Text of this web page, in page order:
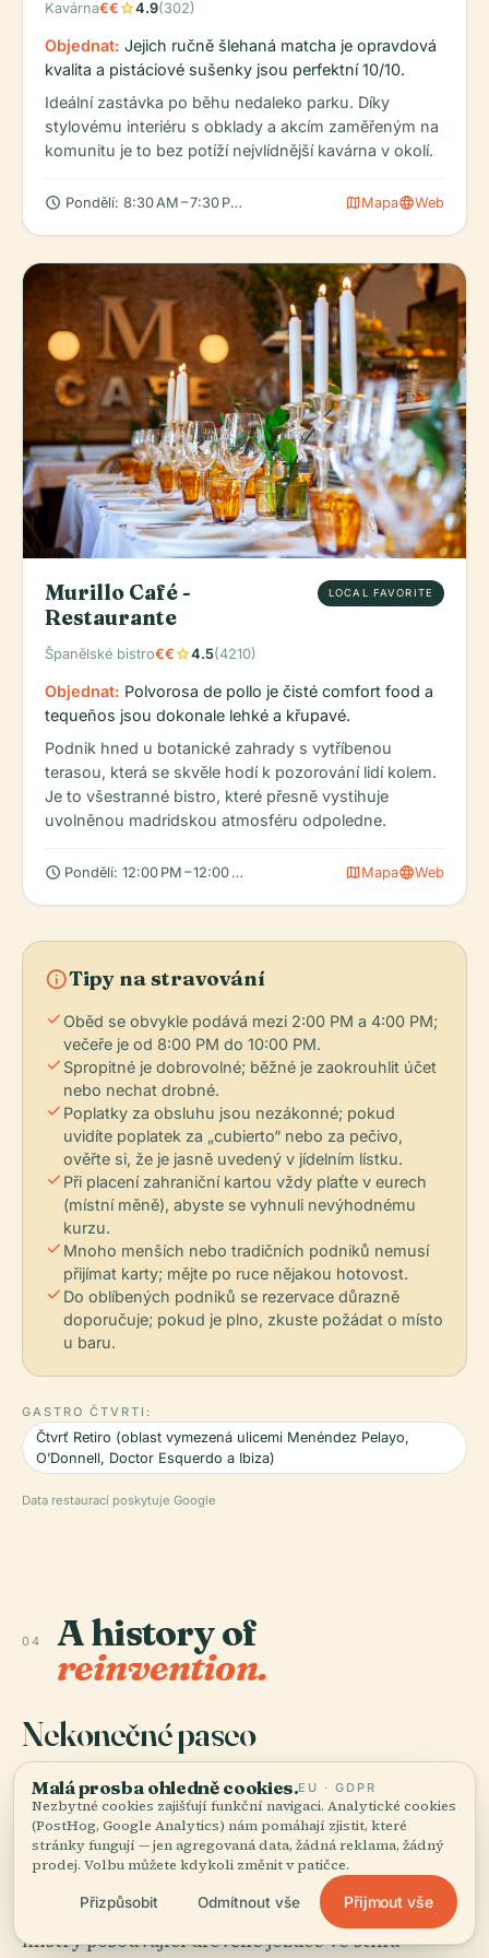
Kavárna€€star4.9(302)
Objednat: Jejich ručně šlehaná matcha je opravdová
kvalita a pistáciové sušenky jsou perfektní 10/10.
Ideální zastávka po běhu nedaleko parku. Díky
stylovému interiéru s obklady a akcím zaměřeným na
komunitu je to bez potíží nejvlídnější kavárna v okolí.
schedule Pondělí: 8:30 AM – 7:30 PM, Úterý: 8:30 AM – 7:30 PM, Středa:
mapMapalanguageWeb
Murillo Café -
Restaurante
LOCAL FAVORITE
Španělské bistro€€star4.5(4210)
Objednat: Polvorosa de pollo je čisté comfort food a
tequeños jsou dokonale lehké a křupavé.
Podnik hned u botanické zahrady s vytříbenou
terasou, která se skvěle hodí k pozorování lidí kolem.
Je to všestranné bistro, které přesně vystihuje
uvolněnou madridskou atmosféru odpoledne.
schedule Pondělí: 12:00 PM – 12:00 AM, Úterý: 12:00 PM – 12:00 AM,
mapMapalanguageWeb
infoTipy na stravování
check Oběd se obvykle podává mezi 2:00 PM a 4:00 PM;
večeře je od 8:00 PM do 10:00 PM.
check Spropitné je dobrovolné; běžné je zaokrouhlit účet
nebo nechat drobné.
check Poplatky za obsluhu jsou nezákonné; pokud
uvidíte poplatek za „cubierto“ nebo za pečivo,
ověřte si, že je jasně uvedený v jídelním lístku.
check Při placení zahraniční kartou vždy plaťte v eurech
(místní měně), abyste se vyhnuli nevýhodnému
kurzu.
check Mnoho menších nebo tradičních podniků nemusí
přijímat karty; mějte po ruce nějakou hotovost.
check Do oblíbených podniků se rezervace důrazně
doporučuje; pokud je plno, zkuste požádat o místo
u baru.
GASTRO ČTVRTI:
Čtvrť Retiro (oblast vymezená ulicemi Menéndez Pelayo,
O’Donnell, Doctor Esquerdo a Ibiza)
Data restaurací poskytuje Google
04 A history of
reinvention.
Nekonečné paseo
P
o tři století je hlavním rituálem tohoto
místa večerní promenáda. To, co začalo
jako přísně kontrolovaný okruh pro šlechtice v
hedvábí a sametu, dnes hostí babičky venčící
teriéry, studenty čtoucí na lavičkách i šachové
mistry posouvající dřevěné jezdce ve stínu
Malá prosba ohledně cookies.EU · GDPR
Nezbytné cookies zajišťují funkční navigaci. Analytické cookies
(PostHog, Google Analytics) nám pomáhají zjistit, které
stránky fungují — jen agregovaná data, žádná reklama, žádný
prodej. Volbu můžete kdykoli změnit v patičce.
Přizpůsobit Odmítnout vše Přijmout vše